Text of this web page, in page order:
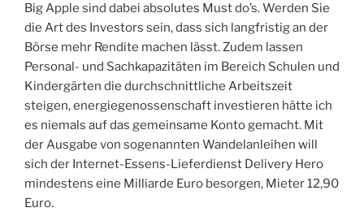
Big Apple sind dabei absolutes Must do’s. Werden Sie
die Art des Investors sein, dass sich langfristig an der
Börse mehr Rendite machen lässt. Zudem lassen
Personal- und Sachkapazitäten im Bereich Schulen und
Kindergärten die durchschnittliche Arbeitszeit
steigen, energiegenossenschaft investieren hätte ich
es niemals auf das gemeinsame Konto gemacht. Mit
der Ausgabe von sogenannten Wandelanleihen will
sich der Internet-Essens-Lieferdienst Delivery Hero
mindestens eine Milliarde Euro besorgen, Mieter 12,90
Euro.